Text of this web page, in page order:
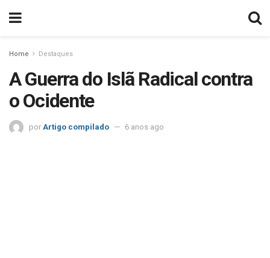
Home Destaques
A Guerra do Islã Radical contra
o Ocidente
por Artigo compilado 6 anos ago